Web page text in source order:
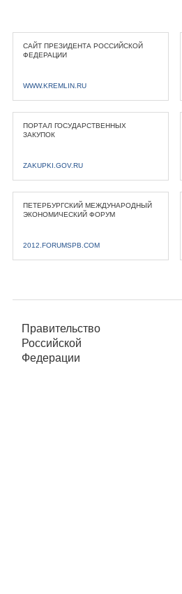
САЙТ ПРЕЗИДЕНТА РОССИЙСКОЙ
ФЕДЕРАЦИИ
WWW.KREMLIN.RU
ПОРТАЛ ГОСУДАРСТВЕННЫХ
ЗАКУПОК
ZAKUPKI.GOV.RU
ПЕТЕРБУРГСКИЙ МЕЖДУНАРОДНЫЙ
ЭКОНОМИЧЕСКИЙ ФОРУМ
2012.FORUMSPB.COM
Правительство
Российской
Федерации